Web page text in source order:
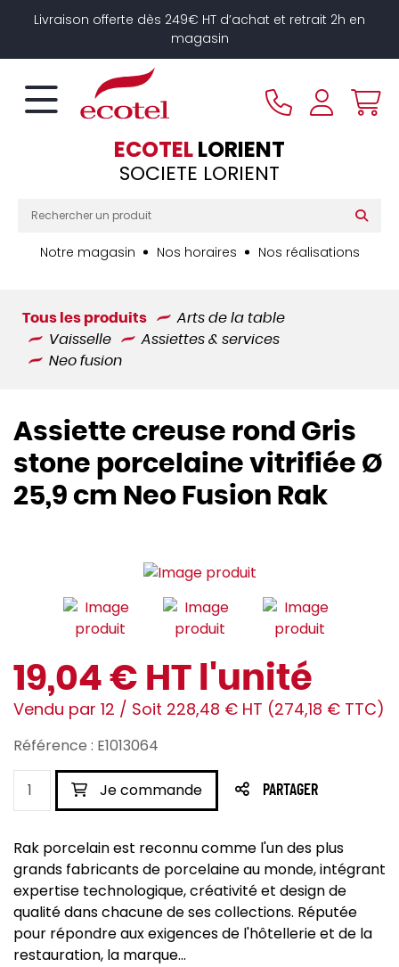
Livraison offerte dès 249€ HT d’achat et retrait 2h en
magasin
ECOTELLORIENT
SOCIETE LORIENT
Notre magasin Nos horaires Nos réalisations
Tous les produits
Arts de la table
Vaisselle
Assiettes & services
Neo fusion
Assiette creuse rond Gris
stone porcelaine vitrifiée Ø
25,9 cm Neo Fusion Rak
19,04 € HT l'unité
Vendu par 12 / Soit 228,48 € HT (274,18 € TTC)
Référence : E1013064
Je commande PARTAGER
Rak porcelain est reconnu comme l'un des plus
grands fabricants de porcelaine au monde, intégrant
expertise technologique, créativité et design de
qualité dans chacune de ses collections. Réputée
pour répondre aux exigences de l'hôtellerie et de la
restauration, la marque...
Panneau de gestion des cookies